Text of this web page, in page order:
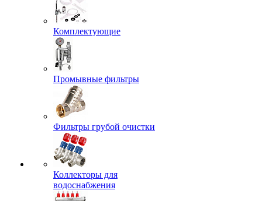
Комплектующие
Промывные фильтры
Фильтры грубой очистки
Коллекторы для
водоснабжения